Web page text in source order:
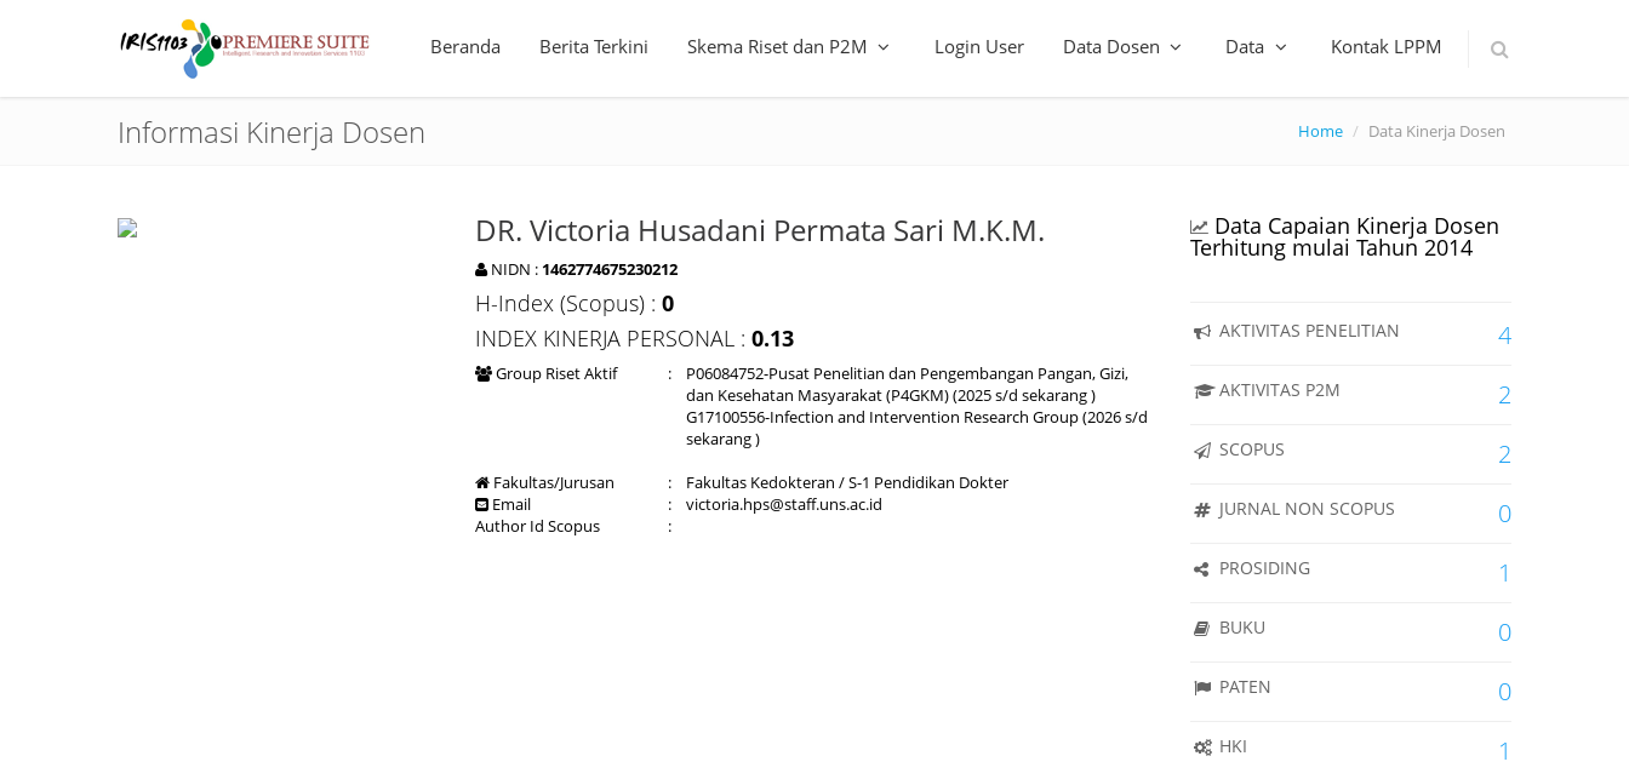
Beranda Berita Terkini Skema Riset dan P2M Login User Data Dosen Data Kontak LPPM
Informasi Kinerja Dosen Home Data Kinerja Dosen
DR. Victoria Husadani Permata Sari M.K.M.
NIDN : 1462774675230212
H-Index (Scopus) : 0
INDEX KINERJA PERSONAL : 0.13
Group Riset Aktif :
P06084752-Pusat Penelitian dan Pengembangan Pangan, Gizi,
dan Kesehatan Masyarakat (P4GKM) (2025 s/d sekarang )
G17100556-Infection and Intervention Research Group (2026 s/d
sekarang )
Fakultas/Jurusan
:
Fakultas Kedokteran / S-1 Pendidikan Dokter
Email
:
victoria.hps@staff.uns.ac.id
Author Id Scopus
:
Data Capaian Kinerja Dosen
Terhitung mulai Tahun 2014
AKTIVITAS PENELITIAN 4
AKTIVITAS P2M 2
SCOPUS 2
JURNAL NON SCOPUS 0
PROSIDING 1
BUKU 0
PATEN 0
HKI 1